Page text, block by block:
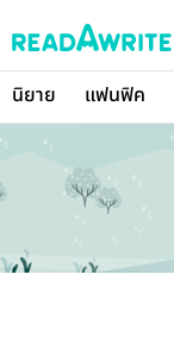
นิยาย แฟนฟิค